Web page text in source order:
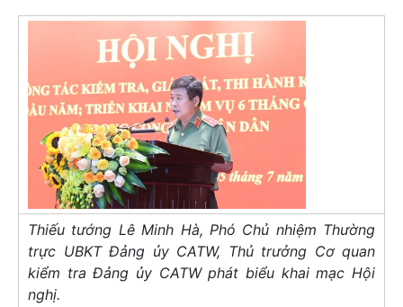
Thiếu tướng Lê Minh Hà, Phó Chủ nhiệm Thường
trực UBKT Đảng ủy CATW, Thủ trưởng Cơ quan
kiểm tra Đảng ủy CATW phát biểu khai mạc Hội
nghị.